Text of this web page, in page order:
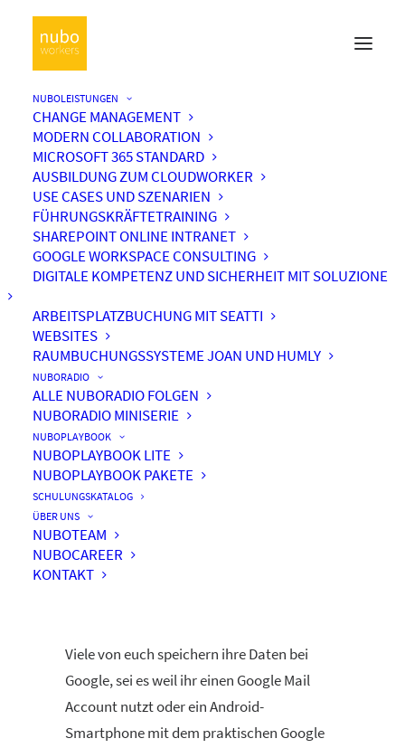
NUBOLEISTUNGEN
CHANGE MANAGEMENT
MODERN COLLABORATION
MICROSOFT 365 STANDARD
AUSBILDUNG ZUM CLOUDWORKER
USE CASES UND SZENARIEN
FÜHRUNGSKRÄFTETRAINING
SHAREPOINT ONLINE INTRANET
GOOGLE WORKSPACE CONSULTING
DIGITALE KOMPETENZ UND SICHERHEIT MIT SOLUZIONE
ARBEITSPLATZBUCHUNG MIT SEATTI
WEBSITES
RAUMBUCHUNGSSYSTEME JOAN UND HUMLY
NUBORADIO
ALLE NUBORADIO FOLGEN
NUBORADIO MINISERIE
NUBOPLAYBOOK
NUBOPLAYBOOK LITE
NUBOPLAYBOOK PAKETE
SCHULUNGSKATALOG
ÜBER UNS
NUBOTEAM
NUBOCAREER
KONTAKT
Google Drive – Eine gute
Alternative zu OneDrive?
Viele von euch speichern ihre Daten bei
Google, sei es weil ihr einen Google Mail
Account nutzt oder ein Android-
Smartphone mit dem praktischen Google